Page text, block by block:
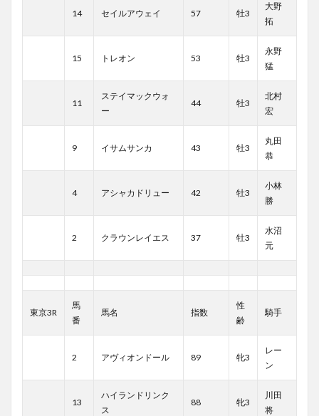
14 セイルアウェイ 57 牡3
大野
拓
15 トレオン 53 牡3
永野
猛
11
ステイマックウォ
ー
44 牡3
北村
宏
9 イサムサンカ 43 牡3
丸田
恭
4 アシャカドリュー 42 牡3
小林
勝
2 クラウンレイエス 37 牡3
水沼
元
東京3R
馬
番
馬名 指数
性
齢
騎手
2 アヴィオンドール 89 牝3
レー
ン
13
ハイランドリンク
ス
88 牝3
川田
将